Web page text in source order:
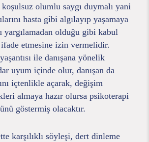
olumlu saygı duymalı yani
hasta gibi algılayıp yaşamaya
yargılamadan olduğu gibi kabul
etmesine izin vermelidir.
ile danışana yönelik
uyum içinde olur, danışan da
içtenlikle açarak, değişim
almaya hazır olursa psikoterapi
göstermiş olacaktır.
karşılıklı söyleşi, dert dinleme